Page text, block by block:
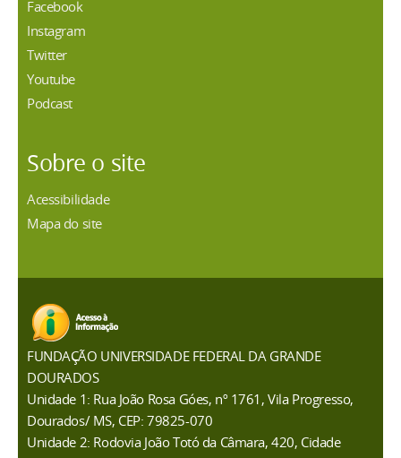
Facebook
Instagram
Twitter
Youtube
Podcast
Sobre o site
Acessibilidade
Mapa do site
FUNDAÇÃO UNIVERSIDADE FEDERAL DA GRANDE
DOURADOS
Unidade 1: Rua João Rosa Góes, nº 1761, Vila Progresso,
Dourados/ MS, CEP: 79825-070
Unidade 2: Rodovia João Totó da Câmara, 420, Cidade